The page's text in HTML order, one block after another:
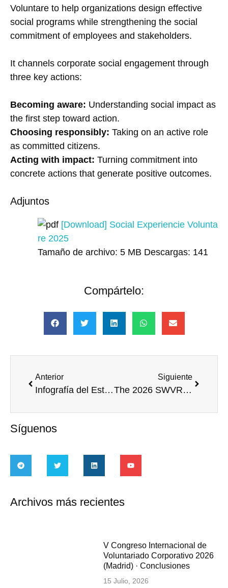
Voluntare to help organizations design effective
social programs while strengthening the social
commitment of employees and stakeholders.
It channels corporate social engagement through
three key actions:
Becoming aware: Understanding social impact as
the first step toward action.
Choosing responsibly: Taking on an active role
as committed citizens.
Acting with impact: Turning commitment into
concrete actions that generate positive outcomes.
Adjuntos
[Download] Social Experiencie Volunta
re 2025
Tamaño de archivo: 5 MB Descargas: 141
Compártelo:
Anterior
Infografía del Estudio de la Situación del Voluntariado Corporativo en Europa y LATAM 2025
Siguiente
The 2026 SWVR: Redefining the true value of Volunteerism
Síguenos
Archivos más recientes
V Congreso Internacional de
Voluntariado Corporativo 2026
(Madrid) · Conclusiones
15 Julio, 2026